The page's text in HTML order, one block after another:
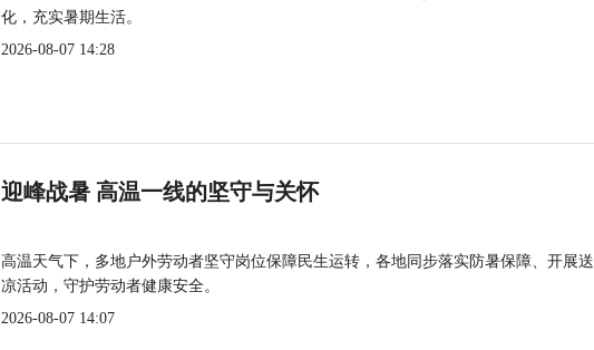
化，充实暑期生活。
2026-08-07 14:28
迎峰战暑 高温一线的坚守与关怀
高温天气下，多地户外劳动者坚守岗位保障民生运转，各地同步落实防暑保障、开展
凉活动，守护劳动者健康安全。
2026-08-07 14:07